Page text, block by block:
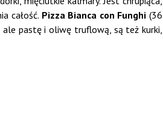
całość. Pizza Bianca con Funghi (36
ale pastę i oliwę truflową, są też kurki,